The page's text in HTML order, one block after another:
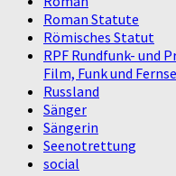
Roman Statute
Römisches Statut
RPF Rundfunk- und
Film, Funk und
Russland
Sänger
Sängerin
Seenotrettung
social